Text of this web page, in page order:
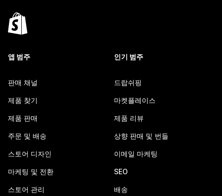
앱 범주
판매 채널
제품 찾기
제품 판매
주문 및 배송
스토어 디자인
마케팅 및 전환
스토어 관리
인기 범주
드랍쉬핑
마켓플레이스
제품 리뷰
상향 판매 및 번들
이메일 마케팅
SEO
배송